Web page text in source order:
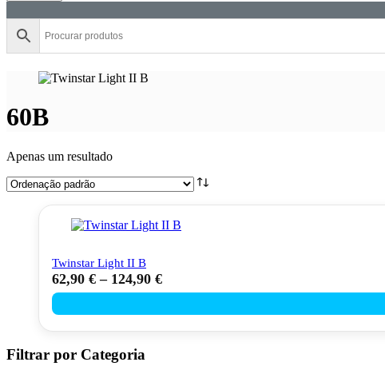
60B
Apenas um resultado
Twinstar Light II B
62,90 € – 124,90 €
This
product
has
multiple
The
Filtrar por Categoria